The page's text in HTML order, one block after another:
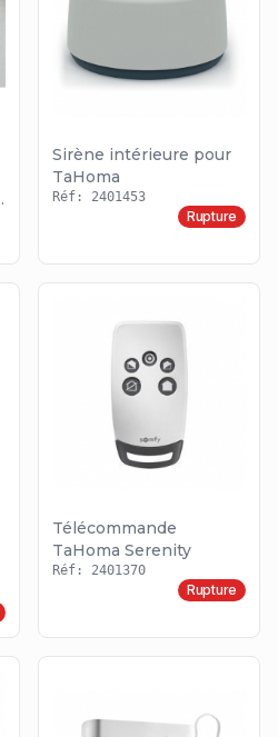
Sirène intérieure pour
TaHoma
Réf: 2401453
Rupture
Télécommande
TaHoma Serenity
Réf: 2401370
Rupture